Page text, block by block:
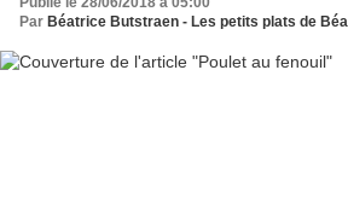
Par Béatrice Butstraen - Les petits plats de Béa